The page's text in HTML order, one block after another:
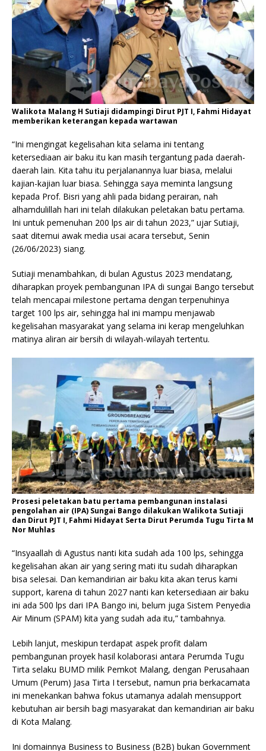
Walikota Malang H Sutiaji didampingi Dirut PJT I, Fahmi Hidayat
memberikan keterangan kepada wartawan
“Ini mengingat kegelisahan kita selama ini tentang
ketersediaan air baku itu kan masih tergantung pada daerah-
daerah lain. Kita tahu itu perjalanannya luar biasa, melalui
kajian-kajian luar biasa. Sehingga saya meminta langsung
kepada Prof. Bisri yang ahli pada bidang perairan, nah
alhamdulillah hari ini telah dilakukan peletakan batu pertama.
Ini untuk pemenuhan 200 lps air di tahun 2023,” ujar Sutiaji,
saat ditemui awak media usai acara tersebut, Senin
(26/06/2023) siang.
Sutiaji menambahkan, di bulan Agustus 2023 mendatang,
diharapkan proyek pembangunan IPA di sungai Bango tersebut
telah mencapai milestone pertama dengan terpenuhinya
target 100 lps air, sehingga hal ini mampu menjawab
kegelisahan masyarakat yang selama ini kerap mengeluhkan
matinya aliran air bersih di wilayah-wilayah tertentu.
Prosesi peletakan batu pertama pembangunan instalasi
pengolahan air (IPA) Sungai Bango dilakukan Walikota Sutiaji
dan Dirut PJT I, Fahmi Hidayat Serta Dirut Perumda Tugu Tirta M
Nor Muhlas
“Insyaallah di Agustus nanti kita sudah ada 100 lps, sehingga
kegelisahan akan air yang sering mati itu sudah diharapkan
bisa selesai. Dan kemandirian air baku kita akan terus kami
support, karena di tahun 2027 nanti kan ketersediaan air baku
ini ada 500 lps dari IPA Bango ini, belum juga Sistem Penyedia
Air Minum (SPAM) kita yang sudah ada itu,” tambahnya.
Lebih lanjut, meskipun terdapat aspek profit dalam
pembangunan proyek hasil kolaborasi antara Perumda Tugu
Tirta selaku BUMD milik Pemkot Malang, dengan Perusahaan
Umum (Perum) Jasa Tirta I tersebut, namun pria berkacamata
ini menekankan bahwa fokus utamanya adalah mensupport
kebutuhan air bersih bagi masyarakat dan kemandirian air baku
di Kota Malang.
Ini domainnya Business to Business (B2B) bukan Government